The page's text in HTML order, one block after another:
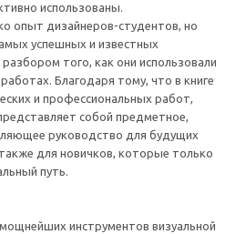
использованы.
опыт дизайнеров-студентов, но
успешных и известных
разбором того, как они использовали
Благодаря тому, что в книге
и профессиональных работ,
собой предметное,
руководство для будущих
для новичков, которые только
путь.
инструментов визуальной